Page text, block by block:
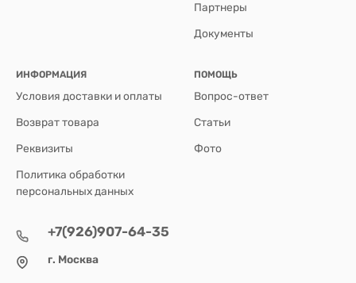
Партнеры
Документы
ИНФОРМАЦИЯ
Условия доставки и оплаты
Возврат товара
Реквизиты
Политика обработки
персональных данных
ПОМОЩЬ
Вопрос-ответ
Статьи
Фото
+7(926)907-64-35
г. Москва